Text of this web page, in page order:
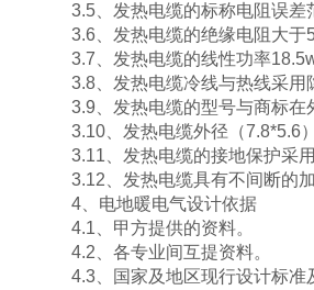
3.5、发热电缆的标称电阻误差
3.6、发热电缆的绝缘电阻大于
3.7、发热电缆的线性功率
3.8、发热电缆冷线与热线采
3.9、发热电缆的型号与商标在
3.10、发热电缆外径（7.8*5.6）
3.11、发热电缆的接地保护采
3.12、发热电缆具有不间断的
4、电地暖电气设计依据
4.1、甲方提供的资料。
4.2、各专业间互提资料。
4.3、国家及地区现行设计标准